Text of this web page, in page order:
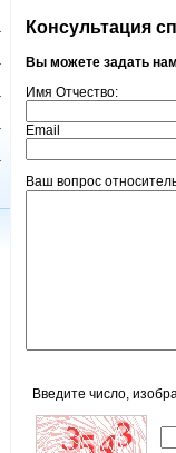
Консультация
Вы можете задать
Имя Отчество:
Email
Ваш вопрос
Введите число,